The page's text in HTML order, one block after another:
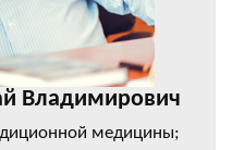
Владимирович
медицины;